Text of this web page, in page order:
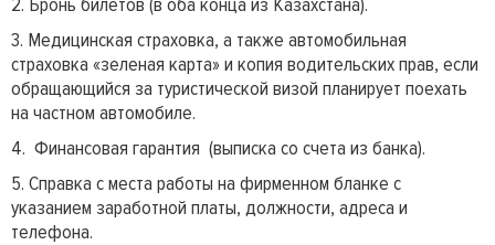
3. Медицинская страховка, а также автомобильная
страховка «зеленая карта» и копия водительских прав, если
обращающийся за туристической визой планирует поехать
на частном автомобиле.
4. Финансовая гарантия (выписка со счета из банка).
5. Справка с места работы на фирменном бланке с
указанием заработной платы, должности, адреса и
телефона.